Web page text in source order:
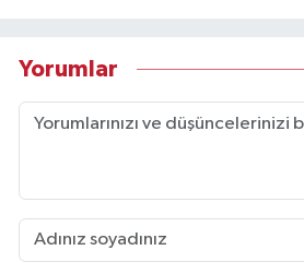
Yorumlar